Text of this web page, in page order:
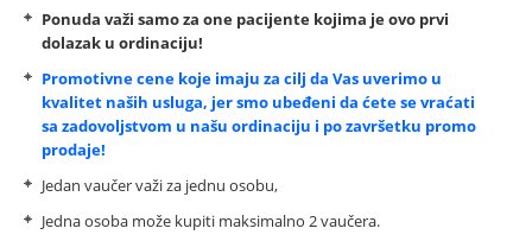
Ponuda važi samo za one pacijente kojima je ovo prvi
dolazak u ordinaciju!
Promotivne cene koje imaju za cilj da Vas uverimo u
kvalitet naših usluga, jer smo ubeđeni da ćete se vraćati
sa zadovoljstvom u našu ordinaciju i po završetku promo
prodaje!
Jedan vaučer važi za jednu osobu,
Jedna osoba može kupiti maksimalno 2 vaučera.